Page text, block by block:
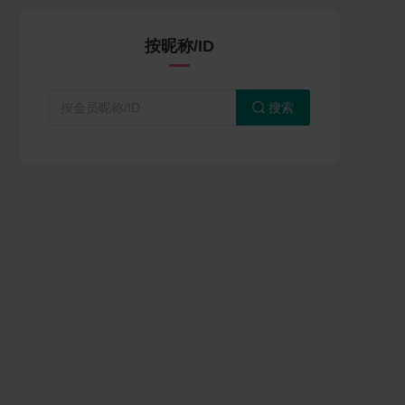
按昵称/ID
 搜索